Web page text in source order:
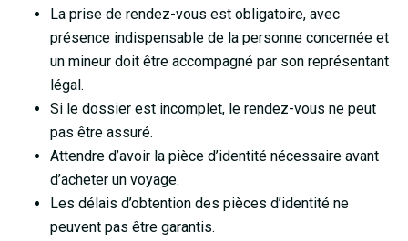
La prise de rendez-vous est obligatoire, avec
présence indispensable de la personne concernée et
un mineur doit être accompagné par son représentant
légal.
Si le dossier est incomplet, le rendez-vous ne peut
pas être assuré.
Attendre d’avoir la pièce d’identité nécessaire avant
d’acheter un voyage.
Les délais d’obtention des pièces d’identité ne
peuvent pas être garantis.